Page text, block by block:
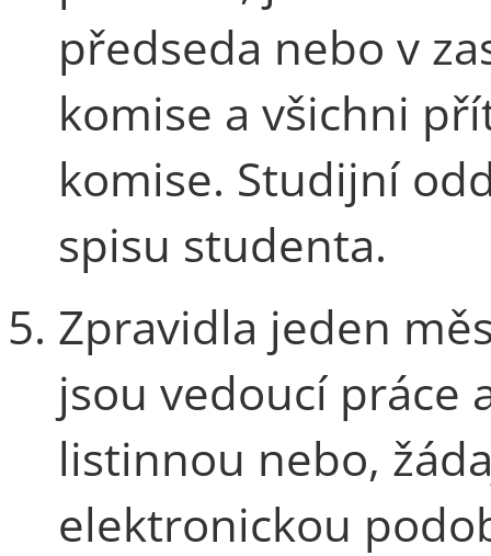
předseda nebo v
komise a všichni
komise. Studijní
spisu studenta.
Zpravidla jeden
jsou vedoucí práce
listinnou nebo,
elektronickou